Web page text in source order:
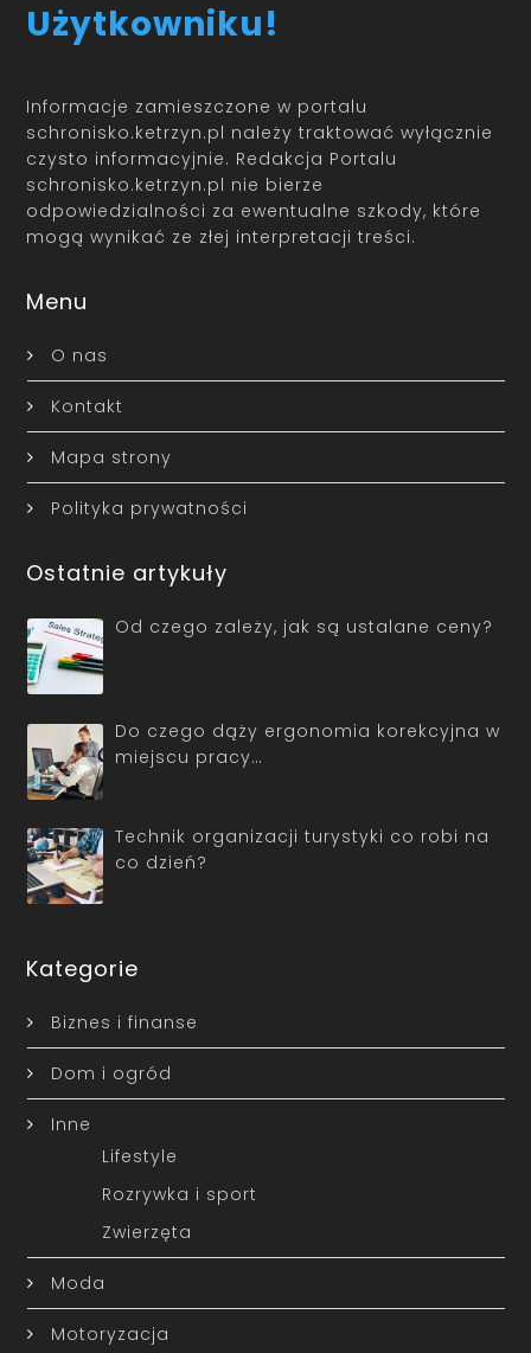
Użytkowniku!
Informacje zamieszczone w portalu
schronisko.ketrzyn.pl należy traktować wyłącznie
czysto informacyjnie. Redakcja Portalu
schronisko.ketrzyn.pl nie bierze
odpowiedzialności za ewentualne szkody, które
mogą wynikać ze złej interpretacji treści.
Menu
O nas
Kontakt
Mapa strony
Polityka prywatności
Ostatnie artykuły
Od czego zależy, jak są ustalane ceny?
Do czego dąży ergonomia korekcyjna w
miejscu pracy…
Technik organizacji turystyki co robi na
co dzień?
Kategorie
Biznes i finanse
Dom i ogród
Inne
Lifestyle
Rozrywka i sport
Zwierzęta
Moda
Motoryzacja